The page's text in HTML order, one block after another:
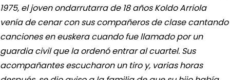
1975, el joven ondarrutarra de 18 años Koldo Arriola
venía de cenar con sus compañeros de clase cantando
canciones en euskera cuando fue llamado por un
guardia civil que la ordenó entrar al cuartel. Sus
acompañantes escucharon un tiro y, varias horas